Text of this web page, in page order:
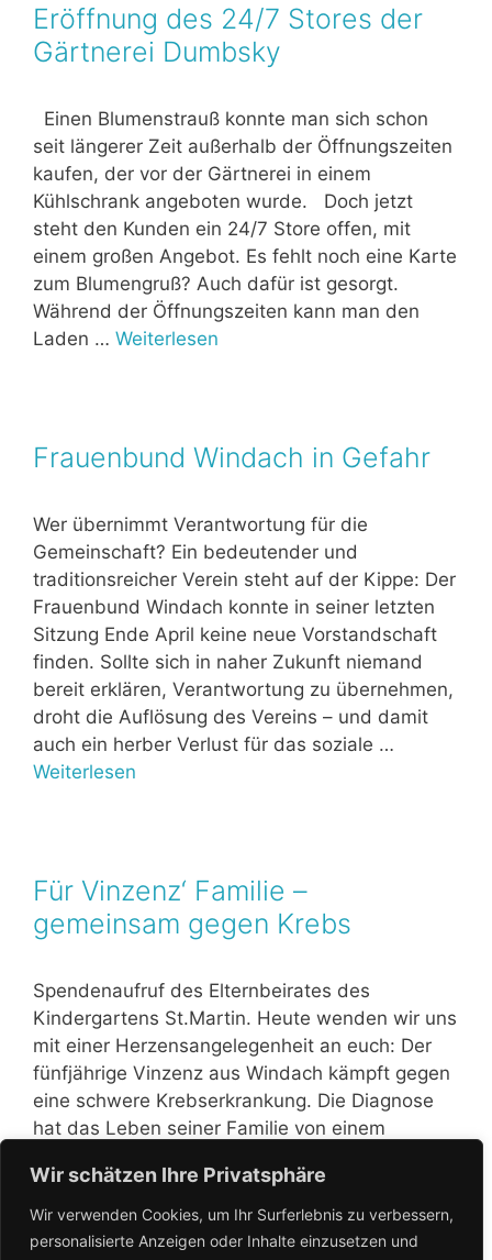
Wir schätzen Ihre Privatsphäre
Wir verwenden Cookies, um Ihr Surferlebnis zu verbessern,
personalisierte Anzeigen oder Inhalte einzusetzen und
Eröffnung des 24/7 Stores der
Gärtnerei Dumbsky
Einen Blumenstrauß konnte man sich schon
seit längerer Zeit außerhalb der Öffnungszeiten
kaufen, der vor der Gärtnerei in einem
Kühlschrank angeboten wurde. Doch jetzt
steht den Kunden ein 24/7 Store offen, mit
einem großen Angebot. Es fehlt noch eine Karte
zum Blumengruß? Auch dafür ist gesorgt.
Während der Öffnungszeiten kann man den
Laden … Weiterlesen
Frauenbund Windach in Gefahr
Wer übernimmt Verantwortung für die
Gemeinschaft? Ein bedeutender und
traditionsreicher Verein steht auf der Kippe: Der
Frauenbund Windach konnte in seiner letzten
Sitzung Ende April keine neue Vorstandschaft
finden. Sollte sich in naher Zukunft niemand
bereit erklären, Verantwortung zu übernehmen,
droht die Auflösung des Vereins – und damit
auch ein herber Verlust für das soziale …
Weiterlesen
Für Vinzenz‘ Familie –
gemeinsam gegen Krebs
Spendenaufruf des Elternbeirates des
Kindergartens St.Martin. Heute wenden wir uns
mit einer Herzensangelegenheit an euch: Der
fünfjährige Vinzenz aus Windach kämpft gegen
eine schwere Krebserkrankung. Die Diagnose
hat das Leben seiner Familie von einem
Neben der emotionalen Belastung kommen
zahlreiche finanzielle Herausforderungen auf
die Familie zu – …Weiterlesen